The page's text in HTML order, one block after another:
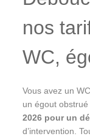
nos
WC,
Vous avez un
un égout
2026 pour un
d’intervention.